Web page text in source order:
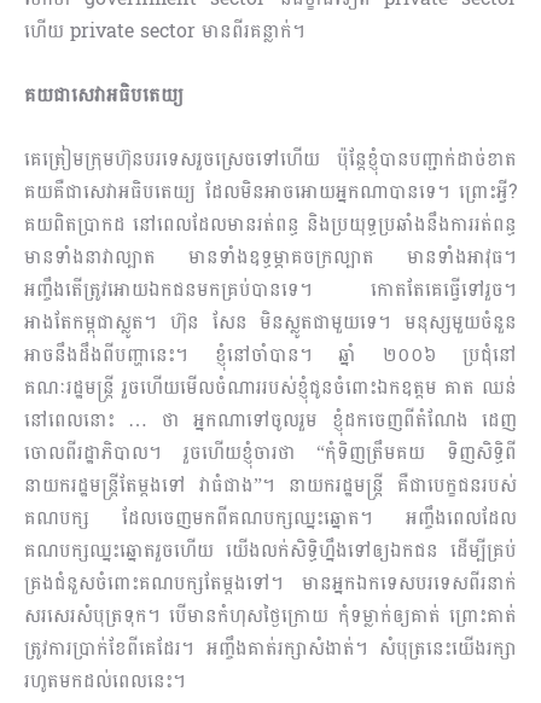
ហើយ private sector មានពីរគន្លាក់។
គយជាសេវាអធិបតេយ្យ
គេត្រៀមក្រុមហ៊ុនបរទេសរួចស្រេចទៅហើយ ប៉ុន្តែខ្ញុំបានបញ្ជាក់ដាច់ខាត
គយគឺជាសេ​វាអធិបតេយ្យ ដែលមិនអាចអោយអ្នកណាបានទេ។ ព្រោះអ្វី?
គយពិតប្រាកដ នៅពេលដែលមានរត់ពន្ធ និងប្រយុទ្ធប្រឆាំងនឹងការរត់ពន្ធ
មានទាំងនាវាល្បាត មានទាំងឧទ្ធម្ភាគចក្រល្បាត មានទាំងអាវុធ។
អញ្ចឹងតើត្រូវអោយឯកជនមកគ្រប់បានទេ។ កោតតែគេធ្វើទៅរួច។
អាងតែកម្ពុជាស្លូត។ ហ៊ុន សែន មិនស្លូតជាមួយទេ។ មនុស្សមួយចំនួន
អាចនឹងដឹងពីបញ្ហានេះ។ ខ្ញុំនៅចាំបាន។ ឆ្នាំ ២០០៦ ប្រជុំនៅ
គណៈរដ្ឋមន្រ្តី រួចហើយមើលចំណាររបស់ខ្ញុំជូនចំពោះឯកឧត្តម គាត ឈន់
នៅពេលនោះ … ថា អ្នកណាទៅចូលរួម ខ្ញុំដកចេញពីតំណែង ដេញ​
ចោលពីរដ្ឋាភិបាល។ រួចហើយខ្ញុំចារថា “កុំទិញត្រឹមគយ ទិញសិទ្ធិពី
នាយករដ្ឋមន្រ្តីតែម្ដងទៅ វាធំជាង”។ នាយករដ្ឋមន្រ្តី គឺជាបេក្ខជនរបស់
គណបក្ស ដែលចេញមកពីគណបក្សឈ្នះឆ្នោត។ អញ្ចឹងពេលដែល
គណបក្សឈ្នះឆ្នោតរួចហើយ យើងលក់សិទ្ធិហ្នឹងទៅឲ្យឯកជន ដើម្បីគ្រប់
គ្រងជំនួសចំពោះគណបក្សតែម្តងទៅ។ មានអ្នកឯកទេសបរទេសពីរនាក់
សរសេរសំបុត្រទុក។ បើមានកំហុសថ្ងៃក្រោយ កុំទម្លាក់ឲ្យគាត់ ព្រោះគាត់
ត្រូវការប្រាក់ខែពីគេដែរ។ អញ្ចឹងគាត់រក្សាសំងាត់។ សំបុត្រនេះយើងរក្សា
រហូតមកដល់ពេលនេះ។